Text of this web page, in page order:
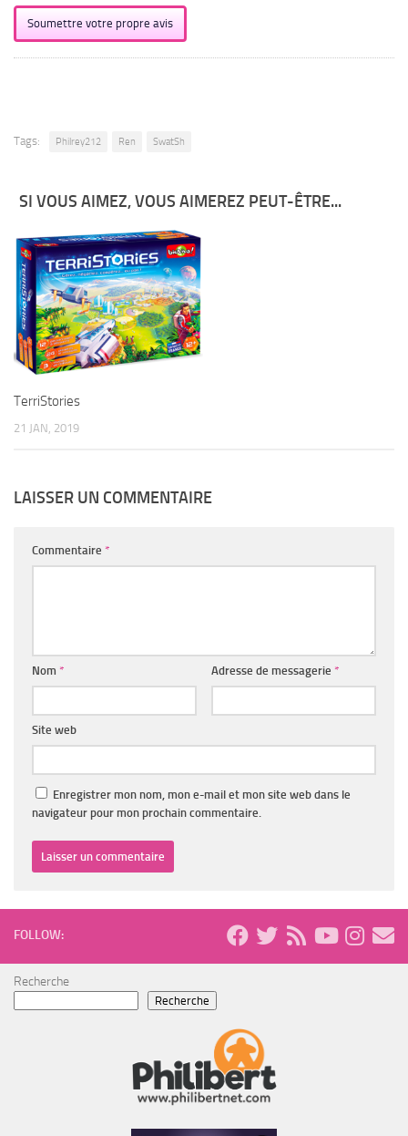
Soumettre votre propre avis
Tags: Philrey212 Ren SwatSh
SI VOUS AIMEZ, VOUS AIMEREZ PEUT-ÊTRE...
TerriStories
21 JAN, 2019
LAISSER UN COMMENTAIRE
Commentaire *
Nom * Adresse de messagerie *
Site web
Enregistrer mon nom, mon e-mail et mon site web dans le
navigateur pour mon prochain commentaire.
FOLLOW:
Recherche
Recherche